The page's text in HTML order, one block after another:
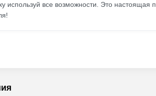
используй все возможности. Это настоящая